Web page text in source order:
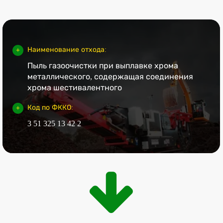
Наименование отхода:
Пыль газоочистки при выплавке хрома
металлического, содержащая соединения
хрома шестивалентного
Код по ФККО:
3 51 325 13 42 2